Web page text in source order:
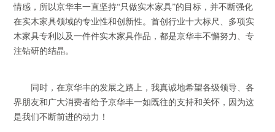
情感，所以京华丰一直坚持“只做实木家具”的目标，并不断强化
在实木家具领域的专业性和创新性。首创行业十大标尺、多项实
木家具专利以及一件件实木家具作品，都是京华丰不懈努力、专
注钻研的结晶。
同时，在京华丰的发展之路上，我真诚地希望各级领导、各
界朋友和广大消费者给予京华丰一如既往的支持和关怀，因为这
是我们不断前进的动力！